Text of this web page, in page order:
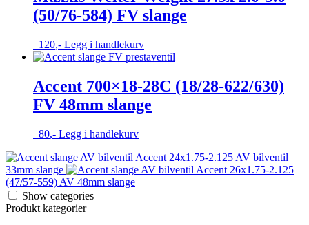
(50/76-584) FV slange
120,- Legg i handlekurv
Accent 700×18-28C (18/28-622/630)
FV 48mm slange
80,- Legg i handlekurv
Accent 24x1.75-2.125 AV bilventil
33mm slange
Accent 26x1.75-2.125
(47/57-559) AV 48mm slange
Show categories
Produkt kategorier